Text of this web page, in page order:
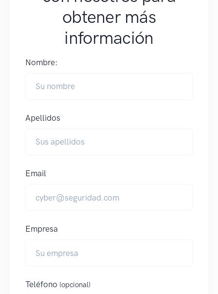
obtener más
información
Nombre:
Apellidos
Email
Empresa
Teléfono (opcional)